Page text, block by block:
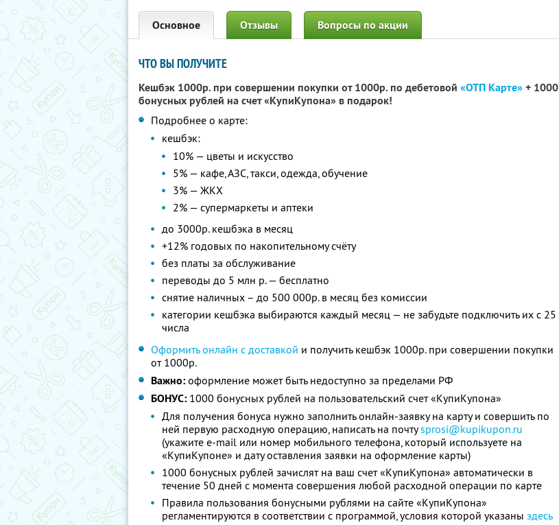
Основное Отзывы Вопросы по акции
ЧТО ВЫ ПОЛУЧИТЕ
Кешбэк 1000р. при совершении покупки от 1000р. по дебетовой «ОТП Карте»+ 1000
бонусных рублей на счет «КупиКупона» в подарок!
Подробнее о карте:
кешбэк:
10% — цветы и искусство
5% — кафе, АЗС, такси, одежда, обучение
3% — ЖКХ
2% — супермаркеты и аптеки
до 3000р. кешбэка в месяц
+12% годовых по накопительному счёту
без платы за обслуживание
переводы до 5 млн р. — бесплатно
снятие наличных – до 500 000р. в месяц без комиссии
категории кешбэка выбираются каждый месяц — не забудьте подключить их с 25
числа
Оформить онлайн с доставкой и получить кешбэк 1000р. при совершении покупки
от 1000р.
Важно: оформление может быть недоступно за пределами РФ
БОНУС: 1000 бонусных рублей на пользовательский счет «КупиКупона»
Для получения бонуса нужно заполнить онлайн-заявку на карту и совершить по
ней первую расходную операцию, написать на почтуsprosi@kupikupon.ru
(укажите e-mail или номер мобильного телефона, который используете на
«КупиКупоне» и дату оставления заявки на оформление карты)
1000 бонусных рублей зачислят на ваш счет «КупиКупона» автоматически в
течение 50 дней с момента совершения любой расходной операции по карте
Правила пользования бонусными рублями на сайте «КупиКупона»
регламентируются в соответствии с программой, условия которой указаны здесь